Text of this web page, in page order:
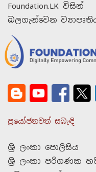
Foundation.LK විසින්
බලගැන්වෙන
ප්‍රයෝජනවත් සබැඳි
ශ්‍රී ලංකා පොලීසිය
ශ්‍රී ලංකා පරිගණක